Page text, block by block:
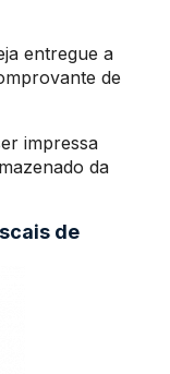
entregue a
de
impressa
da
de